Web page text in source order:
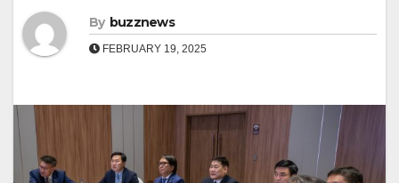
By buzznews
FEBRUARY 19, 2025